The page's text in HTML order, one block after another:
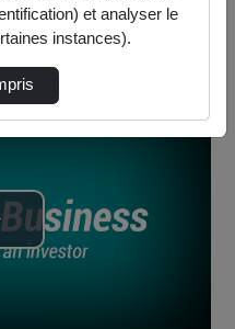
et analyser le
instances).